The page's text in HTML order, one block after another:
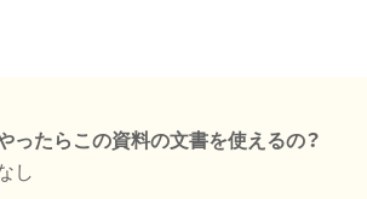
ったらこの資料の文書を使えるの？
し